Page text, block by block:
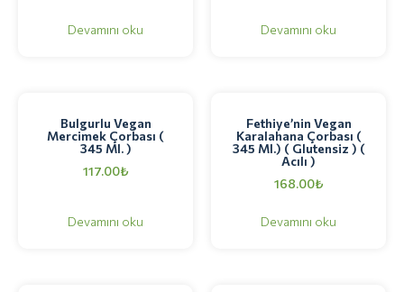
Devamını oku Devamını oku
Bulgurlu Vegan
Mercimek Çorbası (
345 Ml. )
117.00₺
Devamını oku
Fethiye’nin Vegan
Karalahana Çorbası (
345 Ml.) ( Glutensiz ) (
Acılı )
168.00₺
Devamını oku